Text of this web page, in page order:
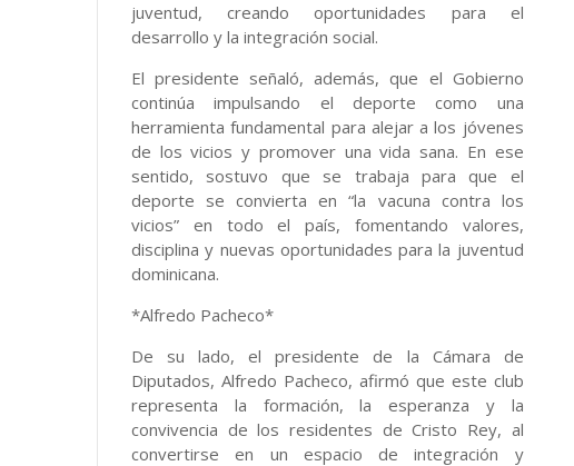
juventud, creando oportunidades para el
desarrollo y la integración social.
El presidente señaló, además, que el Gobierno
continúa impulsando el deporte como una
herramienta fundamental para alejar a los jóvenes
de los vicios y promover una vida sana. En ese
sentido, sostuvo que se trabaja para que el
deporte se convierta en “la vacuna contra los
vicios” en todo el país, fomentando valores,
disciplina y nuevas oportunidades para la juventud
dominicana.
*Alfredo Pacheco*
De su lado, el presidente de la Cámara de
Diputados, Alfredo Pacheco, afirmó que este club
representa la formación, la esperanza y la
convivencia de los residentes de Cristo Rey, al
convertirse en un espacio de integración y